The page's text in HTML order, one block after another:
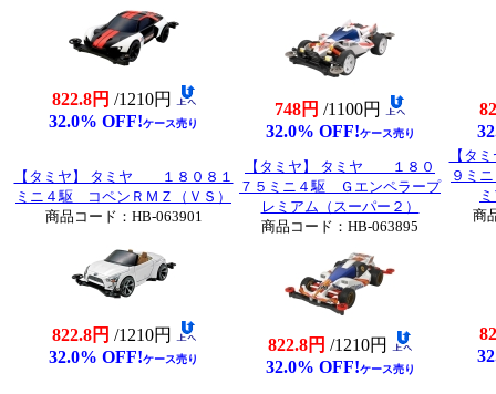
822.8円 /1210円
32.0% OFF!ケース売り
748円 /1100円
32.0% OFF!ケース売り
【タミヤ】 タミヤ １８０８１
ミニ４駆 コペンＲＭＺ（ＶＳ）
商品コード：HB-063901
822.8円 /1210円
32.0% OFF!ケース売り
【タミヤ】 タミヤ １８０
７５ミニ４駆 Ｇエンペラープ
レミアム（スーパー２）
商品コード：HB-063895
822.8円 /1210円
32.0% OFF!ケース売り
【タ
９ミ
商